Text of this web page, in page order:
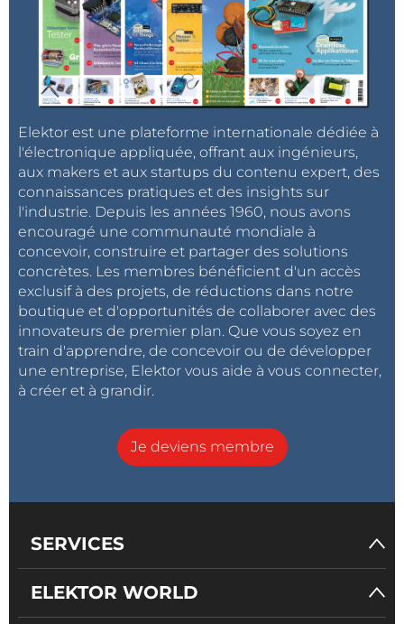
Elektor est une plateforme internationale dédiée à
l'électronique appliquée, offrant aux ingénieurs,
aux makers et aux startups du contenu expert, des
connaissances pratiques et des insights sur
l'industrie. Depuis les années 1960, nous avons
encouragé une communauté mondiale à
concevoir, construire et partager des solutions
concrètes. Les membres bénéficient d'un accès
exclusif à des projets, de réductions dans notre
boutique et d'opportunités de collaborer avec des
innovateurs de premier plan. Que vous soyez en
train d'apprendre, de concevoir ou de développer
une entreprise, Elektor vous aide à vous connecter,
à créer et à grandir.
Je deviens membre
SERVICES
ELEKTOR WORLD